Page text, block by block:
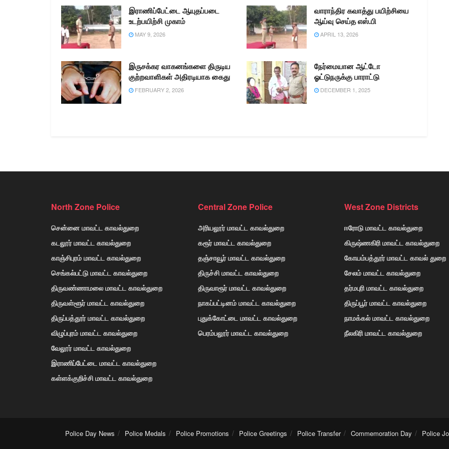
இராணிப்பேட்டை ஆயுதப்படை
உடற்பயிற்சி முகாம்
MAY 9, 2026
வாராந்திர கவாத்து பயிற்சியை
ஆய்வு செய்த எஸ்.பி
APRIL 13, 2026
இருசக்கர வாகனங்களை திருடிய
குற்றவாளிகள் அதிரடியாக கைது
FEBRUARY 2, 2026
நேர்மையான ஆட்டோ
ஓட்டுநருக்கு பாராட்டு
DECEMBER 1, 2025
North Zone Police
சென்னை மாவட்ட காவல்துறை
கடலூர் மாவட்ட காவல்துறை
காஞ்சிபுரம் மாவட்ட காவல்துறை
செங்கல்பட்டு மாவட்ட காவல்துறை
திருவண்ணாமலை மாவட்ட காவல்துறை
திருவள்ளூர் மாவட்ட காவல்துறை
திருப்பத்தூர் மாவட்ட காவல்துறை
விழுப்புரம் மாவட்ட காவல்துறை
வேலூர் மாவட்ட காவல்துறை
இராணிப்பேட்டை மாவட்ட காவல்துறை
கள்ளக்குறிச்சி மாவட்ட காவல்துறை
Central Zone Police
அரியலூர் மாவட்ட காவல்துறை
கரூர் மாவட்ட காவல்துறை
தஞ்சாவூர் மாவட்ட காவல்துறை
திருச்சி மாவட்ட காவல்துறை
திருவாரூர் மாவட்ட காவல்துறை
நாகப்பட்டினம் மாவட்ட காவல்துறை
புதுக்கோட்டை மாவட்ட காவல்துறை
பெரம்பலூர் மாவட்ட காவல்துறை
West Zone Districts
ஈரோடு மாவட்ட காவல்துறை
கிருஷ்ணகிரி மாவட்ட காவல்துறை
கோயம்பத்தூர் மாவட்ட காவல் துறை
சேலம் மாவட்ட காவல்துறை
தர்மபுரி மாவட்ட காவல்துறை
திருப்பூர் மாவட்ட காவல்துறை
நாமக்கல் மாவட்ட காவல்துறை
நீலகிரி மாவட்ட காவல்துறை
Police Day News Police Medals Police Promotions Police Greetings Police Transfer Commemoration Day Police